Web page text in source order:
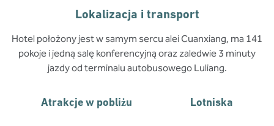
Lokalizacja i transport
Hotel położony jest w samym sercu alei Cuanxiang, ma 141
pokoje i jedną salę konferencyjną oraz zaledwie 3 minuty
jazdy od terminalu autobusowego Luliang.
Atrakcje w pobliżu Lotniska